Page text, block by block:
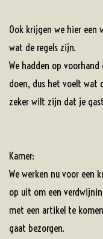
Ook krijgen we hier een
wat de regels zijn.
We hadden op
doen, dus het voelt wat
zeker wilt zijn dat je
Kamer:
We werken nu voor een
op uit om een
met een artikel te
gaat bezorgen.